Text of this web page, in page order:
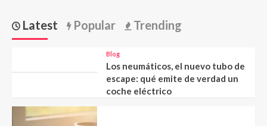
Latest Popular Trending
Blog
Los neumáticos, el nuevo tubo de
escape: qué emite de verdad un
coche eléctrico